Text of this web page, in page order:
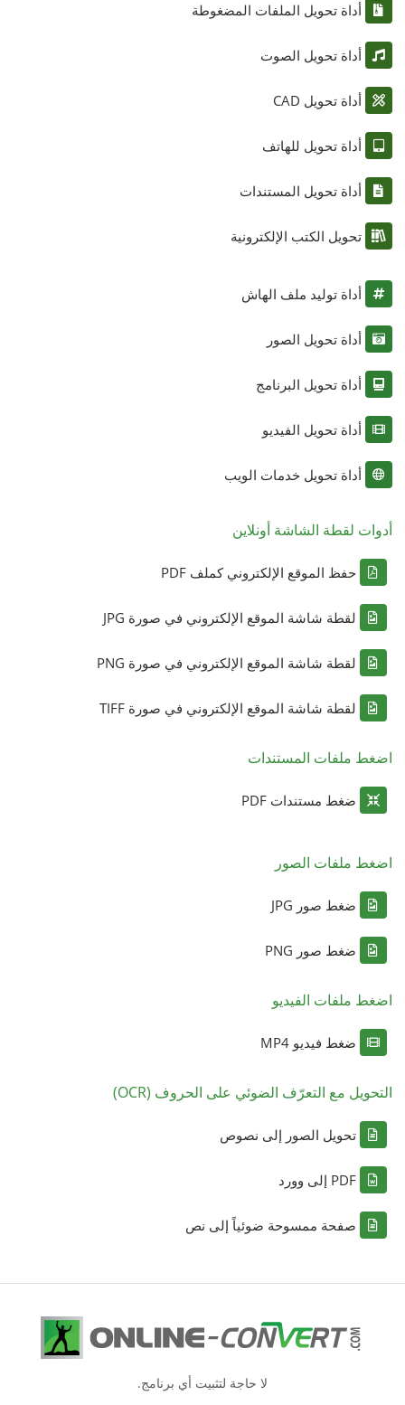
أداة تحويل الملفات المضغوطة
أداة تحويل الصوت
أداة تحويل CAD
أداة تحويل للهاتف
أداة تحويل المستندات
تحويل الكتب الإلكترونية
أداة توليد ملف الهاش
أداة تحويل الصور
أداة تحويل البرنامج
أداة تحويل الفيديو
أداة تحويل خدمات الويب
أدوات لقطة الشاشة أونلاين
حفظ الموقع الإلكتروني كملف PDF
لقطة شاشة الموقع الإلكتروني في صورة JPG
لقطة شاشة الموقع الإلكتروني في صورة PNG
لقطة شاشة الموقع الإلكتروني في صورة TIFF
اضغط ملفات المستندات
ضغط مستندات PDF
اضغط ملفات الصور
ضغط صور JPG
ضغط صور PNG
اضغط ملفات الفيديو
ضغط فيديو MP4
التحويل مع التعرّف الضوئي على الحروف (OCR)
تحويل الصور إلى نصوص
PDF إلى وورد
صفحة ممسوحة ضوئياً إلى نص
لا حاجة لتثبيت أي برنامج.